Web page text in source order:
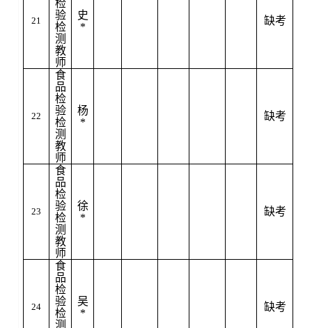
21
检
验
检
测
教
师
史
*
缺考
22
食
品
检
验
检
测
教
师
杨
*
缺考
23
食
品
检
验
检
测
教
师
徐
*
缺考
24
食
品
检
验
检
测
吴
*
缺考